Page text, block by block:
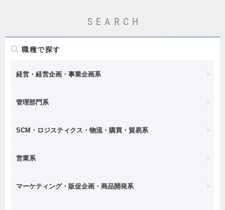
SEARCH
職種で探す
経営・経営企画・事業企画系
管理部門系
SCM・ロジスティクス・物流・購買・貿易系
営業系
マーケティング・販促企画・商品開発系